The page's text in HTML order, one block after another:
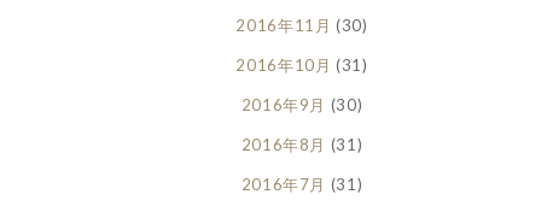
2016年11月 (30)
2016年10月 (31)
2016年9月 (30)
2016年8月 (31)
2016年7月 (31)